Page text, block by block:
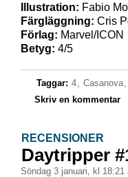
Illustration: Fabio
Färgläggning: Cris
Förlag: Marvel/ICON
Betyg: 4/5
Taggar: 4, Casanova,
Skriv en kommentar
RECENSIONER
Daytripper
söndag 3 januari, kl 18:21